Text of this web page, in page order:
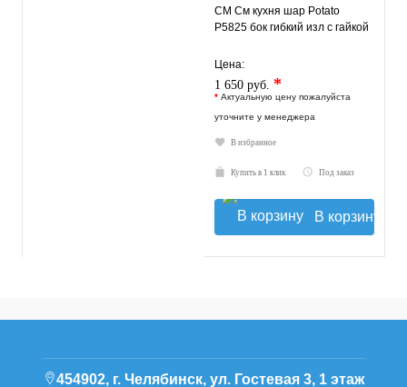
СМ См кухня шар Potato
P5825 бок гибкий изл с гайкой
Цена:
1 650 руб. *
* Актуальную цену пожалуйста
уточните у менеджера
В избранное
Купить в 1 клик Под заказ
В корзину
454902, г. Челябинск, ул. Гостевая 3, 1 этаж